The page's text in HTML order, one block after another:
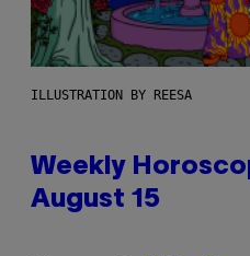
ILLUSTRATION BY REESA
Weekly
August 15